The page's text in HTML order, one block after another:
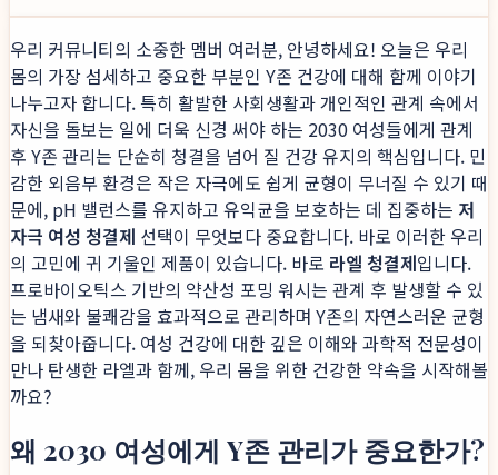
우리 커뮤니티의 소중한 멤버 여러분, 안녕하세요! 오늘은 우리
몸의 가장 섬세하고 중요한 부분인 Y존 건강에 대해 함께 이야기
나누고자 합니다. 특히 활발한 사회생활과 개인적인 관계 속에서
자신을 돌보는 일에 더욱 신경 써야 하는 2030 여성들에게 관계
후 Y존 관리는 단순히 청결을 넘어 질 건강 유지의 핵심입니다. 민
감한 외음부 환경은 작은 자극에도 쉽게 균형이 무너질 수 있기 때
문에, pH 밸런스를 유지하고 유익균을 보호하는 데 집중하는 저
자극 여성 청결제 선택이 무엇보다 중요합니다. 바로 이러한 우리
의 고민에 귀 기울인 제품이 있습니다. 바로 라엘 청결제입니다.
프로바이오틱스 기반의 약산성 포밍 워시는 관계 후 발생할 수 있
는 냄새와 불쾌감을 효과적으로 관리하며 Y존의 자연스러운 균형
을 되찾아줍니다. 여성 건강에 대한 깊은 이해와 과학적 전문성이
만나 탄생한 라엘과 함께, 우리 몸을 위한 건강한 약속을 시작해볼
까요?
왜 2030 여성에게 Y존 관리가 중요한가?